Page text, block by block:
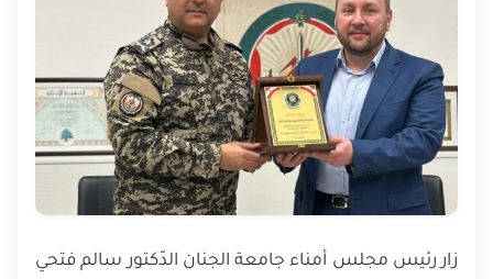
زار رئيس مجلس أمناء جامعة الجنان الدّكتور سالم فتحي